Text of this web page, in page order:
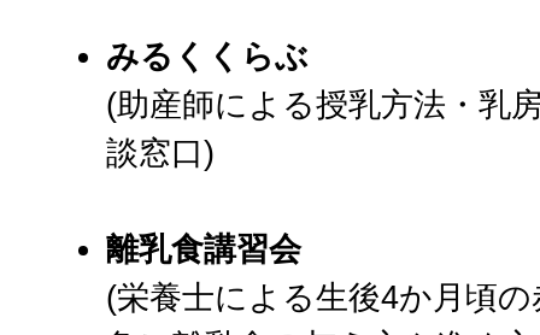
みるくくらぶ
(助産師による授乳方法・乳
談窓口)
離乳食講習会
(栄養士による生後4か月頃